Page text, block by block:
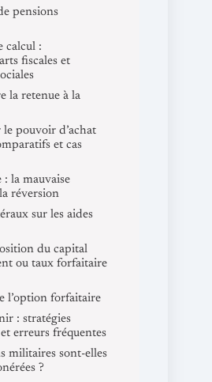
pensions
calcul :
fiscales et
la retenue à la
pouvoir d’achat
et cas
: la mauvaise
réversion
sur les aides
du capital
ou taux forfaitaire
l’option forfaitaire
: stratégies
erreurs fréquentes
militaires sont-elles
?